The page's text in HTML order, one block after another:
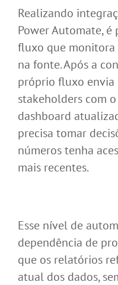
Realizando
Power Automate,
fluxo que monitora
na fonte. Após a
próprio fluxo envia
stakeholders com
dashboard
precisa tomar
números tenha
mais recentes.
Esse nível de
dependência de
que os relatórios
atual dos dados,